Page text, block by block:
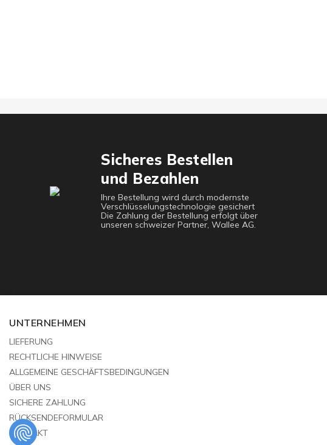
Sicheres Bestellen
und Bezahlen
Ihre Bestellung wird durch modernste
Verschlüsselungstechnologie gesichert
Die Zahlung der Bestellung erfolgt über
unseren schweizer Partner, Wallee AG.
UNTERNEHMEN
LIEFERUNG
RECHTLICHE HINWEISE
ALLGEMEINE GESCHÄFTSBEDINGUNGEN
ÜBER UNS
SICHERE ZAHLUNG
RÜCKSENDEFORMULAR
KONTAKT